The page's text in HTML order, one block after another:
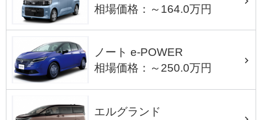
相場価格：～164.0万円
ノート e-POWER
相場価格：～250.0万円
エルグランド